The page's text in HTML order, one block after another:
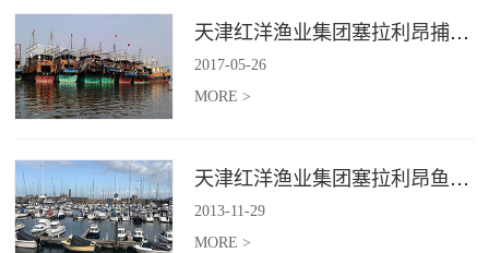
天津红洋渔业集团塞拉利昂捕捞项目
2017-05-26
MORE >
天津红洋渔业集团塞拉利昂鱼粉项目
2013-11-29
MORE >